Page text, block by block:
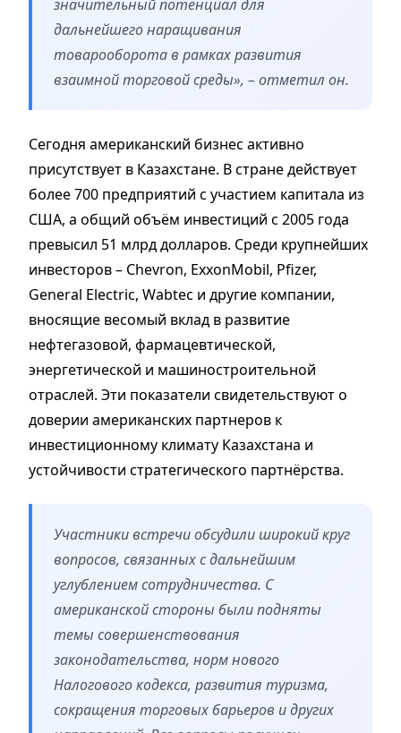
значительный потенциал для
дальнейшего наращивания
товарооборота в рамках развития
взаимной торговой среды», – отметил он.
Сегодня американский бизнес активно
присутствует в Казахстане. В стране действует
более 700 предприятий с участием капитала из
США, а общий объём инвестиций с 2005 года
превысил 51 млрд долларов. Среди крупнейших
инвесторов – Chevron, ExxonMobil, Pfizer,
General Electric, Wabtec и другие компании,
вносящие весомый вклад в развитие
нефтегазовой, фармацевтической,
энергетической и машиностроительной
отраслей. Эти показатели свидетельствуют о
доверии американских партнеров к
инвестиционному климату Казахстана и
устойчивости стратегического партнёрства.
Участники встречи обсудили широкий круг
вопросов, связанных с дальнейшим
углублением сотрудничества. С
американской стороны были подняты
темы совершенствования
законодательства, норм нового
Налогового кодекса, развития туризма,
сокращения торговых барьеров и других